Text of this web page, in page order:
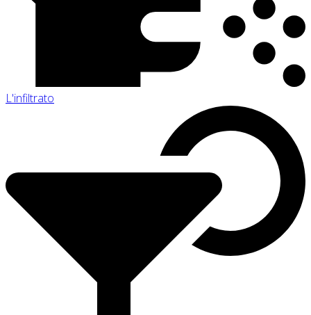
L'infiltrato